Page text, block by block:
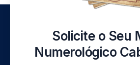
Solicite o Seu
Numerológico